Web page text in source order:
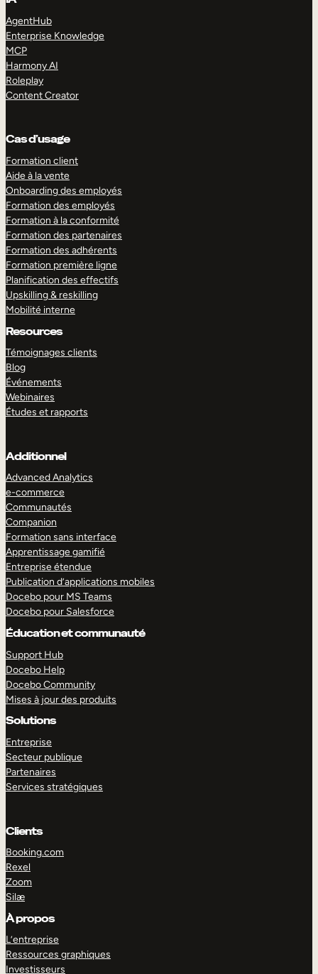
AgentHub
Enterprise Knowledge
MCP
Harmony AI
Roleplay
Content Creator
Cas d’usage
Formation client
Aide à la vente
Onboarding des employés
Formation des employés
Formation à la conformité
Formation des partenaires
Formation des adhérents
Formation première ligne
Planification des effectifs
Upskilling & reskilling
Mobilité interne
Resources
Témoignages clients
Blog
Événements
Webinaires
Études et rapports
Additionnel
Advanced Analytics
e-commerce
Communautés
Companion
Formation sans interface
Apprentissage gamifié
Entreprise étendue
Publication d’applications mobiles
Docebo pour MS Teams
Docebo pour Salesforce
Éducation et communauté
Support Hub
Docebo Help
Docebo Community
Mises à jour des produits
Solutions
Entreprise
Secteur publique
Partenaires
Services stratégiques
Clients
Booking.com
Rexel
Zoom
Silæ
À propos
L’entreprise
Ressources graphiques
Investisseurs